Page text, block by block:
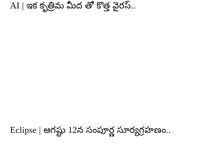
AI | ఇక కృత్రిమ మీద తో కొత్త వైరస్..
Eclipse | ఆగష్టు 12న సంపూర్ణ సూర్యగ్రహణం..